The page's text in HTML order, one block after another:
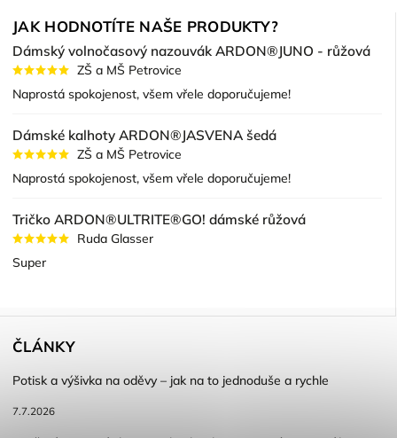
JAK HODNOTÍTE NAŠE PRODUKTY?
Dámský volnočasový nazouvák ARDON®JUNO - růžová
ZŠ a MŠ Petrovice
Naprostá spokojenost, všem vřele doporučujeme!
Dámské kalhoty ARDON®JASVENA šedá
ZŠ a MŠ Petrovice
Naprostá spokojenost, všem vřele doporučujeme!
Tričko ARDON®ULTRITE®GO! dámské růžová
Ruda Glasser
Super
ČLÁNKY
Potisk a výšivka na oděvy – jak na to jednoduše a rychle
7.7.2026